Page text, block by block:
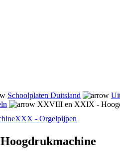
Schoolplaten Duitsland
XXVIII en XXIX -
XXX - Orgelpijpen